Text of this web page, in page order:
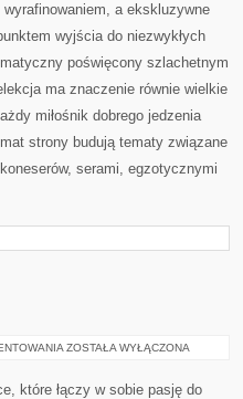
a ekskluzywne
wyjścia do niezwykłych
poświęcony szlachetnym
ma znaczenie równie wielkie
miłośnik dobrego jedzenia
strony budują tematy związane
serami, egzotycznymi
STYL
ZOSTAŁA WYŁĄCZONA
które łączy w sobie pasję do